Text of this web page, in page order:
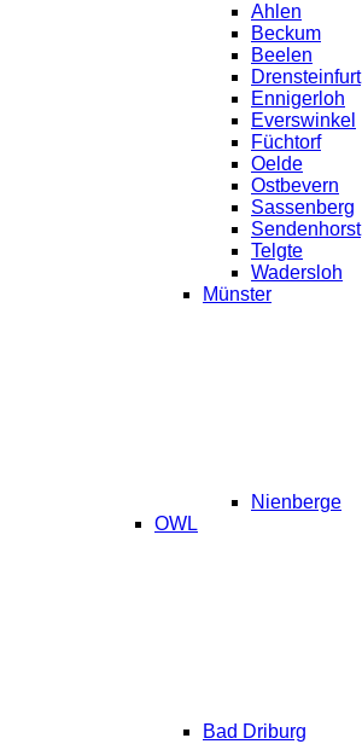
Ahlen
Beckum
Beelen
Drensteinfurt
Ennigerloh
Everswinkel
Füchtorf
Oelde
Ostbevern
Sassenberg
Sendenhorst
Telgte
Wadersloh
Münster
Nienberge
OWL
Bad Driburg